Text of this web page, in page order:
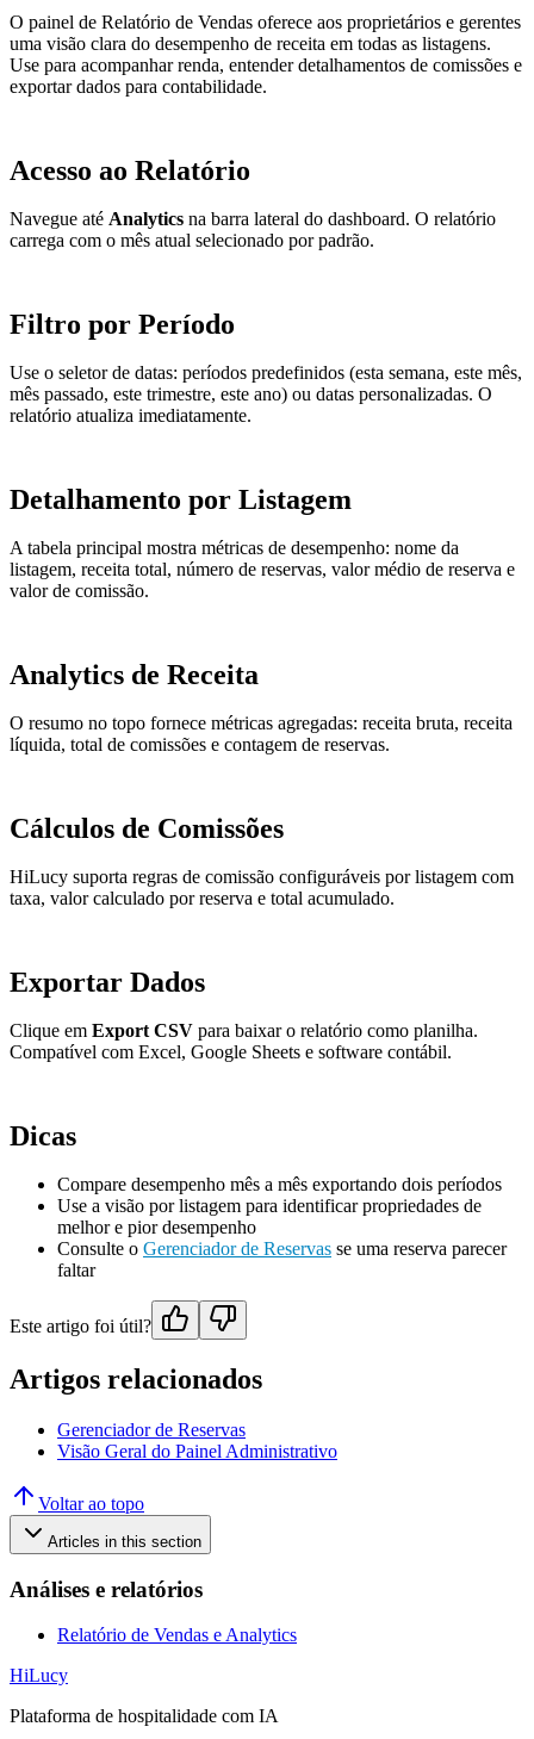
O painel de Relatório de Vendas oferece aos proprietários e gerentes
uma visão clara do desempenho de receita em todas as listagens.
Use para acompanhar renda, entender detalhamentos de comissões e
exportar dados para contabilidade.
Acesso ao Relatório
Navegue até Analytics na barra lateral do dashboard. O relatório
carrega com o mês atual selecionado por padrão.
Filtro por Período
Use o seletor de datas: períodos predefinidos (esta semana, este mês,
mês passado, este trimestre, este ano) ou datas personalizadas. O
relatório atualiza imediatamente.
Detalhamento por Listagem
A tabela principal mostra métricas de desempenho: nome da
listagem, receita total, número de reservas, valor médio de reserva e
valor de comissão.
Analytics de Receita
O resumo no topo fornece métricas agregadas: receita bruta, receita
líquida, total de comissões e contagem de reservas.
Cálculos de Comissões
HiLucy suporta regras de comissão configuráveis por listagem com
taxa, valor calculado por reserva e total acumulado.
Exportar Dados
Clique em Export CSV para baixar o relatório como planilha.
Compatível com Excel, Google Sheets e software contábil.
Dicas
Compare desempenho mês a mês exportando dois períodos
Use a visão por listagem para identificar propriedades de
melhor e pior desempenho
Consulte o Gerenciador de Reservas se uma reserva parecer
faltar
Este artigo foi útil?
Artigos relacionados
Gerenciador de Reservas
Visão Geral do Painel Administrativo
Voltar ao topo
Articles in this section
Análises e relatórios
Relatório de Vendas e Analytics
HiLucy
Plataforma de hospitalidade com IA